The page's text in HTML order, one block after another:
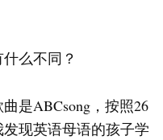
么不同？
是ABCsong，按照26
现英语母语的孩子学